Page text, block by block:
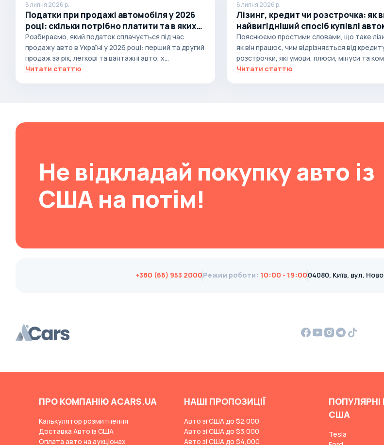
Borgward
Brabus
Brilliance
Bristol
Bronto
Cadillac
Callaway
Carbodies
Caterham
Chrysler
Cord
Dacia
Dadi
8 липня 2026 р.
Податки при продажі автомобіля у 2026
році: скільки потрібно платити та в яких
випадках
Розбираємо, який податок сплачується під час
продажу авто в Україні у 2026 році: перший та другий
продаж за рік, легкові та вантажні авто, х...
Читати статтю
6 липня 2026 р.
Лізинг, кредит чи розстрочка: як
найвигідніший спосіб купівлі
Пояснюємо простими словами, що таке
як він працює, чим відрізняється від
розстрочки, які умови, плюси, мінуси та
Читати статтю
Не відкладай покупку авто із
США на потім!
+380 (66) 953 2000Режим роботи: 10:00 - 19:0004080, Київ, вул.
ПРО КОМПАНІЮ ACARS.UA
Калькулятор розмитнення
Доставка Авто із США
Оплата авто на аукціонах
НАШІ ПРОПОЗИЦІЇ
Авто зі США до $2,000
Авто зі США до $3,000
Авто зі США до $4,000
ПОПУЛЯРНІ
США
Tesla